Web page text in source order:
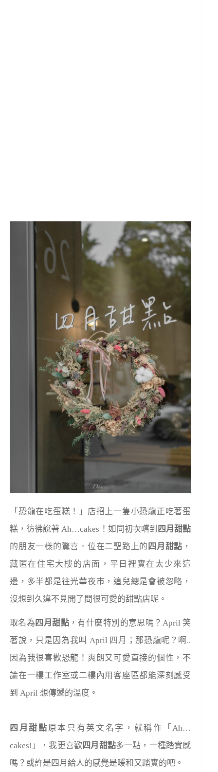
「恐龍在吃蛋糕！」店招上一隻小恐龍正吃著蛋
糕，彷彿說著 Ah…cakes！如同初次嚐到 四月甜點
的朋友一樣的驚喜。位在二聖路上的 四月甜點 ，
藏匿在住宅大樓的店面，平日裡實在太少來這
邊，多半都是往光華夜市，這兒總是會被忽略，
沒想到久違不見開了間很可愛的甜點店呢。
取名為 四月甜點 ，有什麼特別的意思嗎？April 笑
著說，只是因為我叫 April 四月；那恐龍呢？啊..
因為我很喜歡恐龍！爽朗又可愛直接的個性，不
論在一樓工作室或二樓內用客座區都能深刻感受
到 April 想傳遞的溫度。
四月甜點 原本只有英文名字，就稱作「Ah…
cakes!」，我更喜歡四月甜點多一點，一種踏實感
嗎？或許是四月給人的感覺是暖和又踏實的吧。